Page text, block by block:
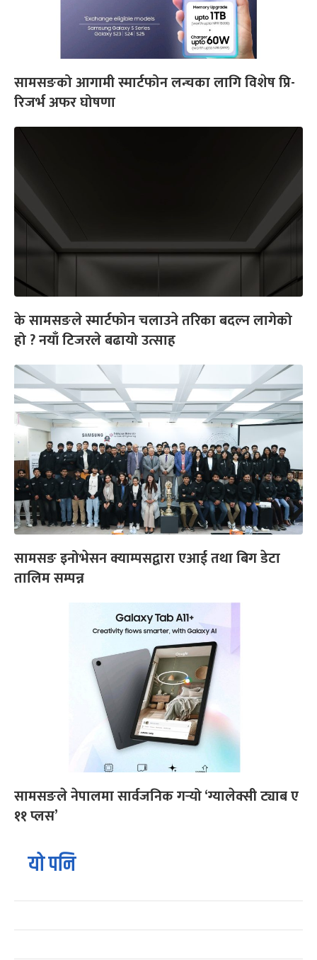
सामसङको आगामी स्मार्टफोन लन्चका लागि विशेष प्रि-
रिजर्भ अफर घोषणा
के सामसङले स्मार्टफोन चलाउने तरिका बदल्न लागेको
हो ? नयाँ टिजरले बढायो उत्साह
सामसङ इनोभेसन क्याम्पसद्वारा एआई तथा बिग डेटा
तालिम सम्पन्न
सामसङले नेपालमा सार्वजनिक गर्‍यो ‘ग्यालेक्सी ट्याब ए
११ प्लस’
यो पनि